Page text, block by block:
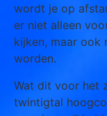
wordt je op
er niet alleen
kijken, maar ook
worden.
Wat dit voor het
twintigtal